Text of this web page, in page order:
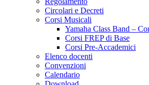
Circolari e Decreti
Corsi Musicali
Yamaha Class Band –
Corsi FREP di Base
Corsi Pre-Accademici
Elenco docenti
Convenzioni
Calendario